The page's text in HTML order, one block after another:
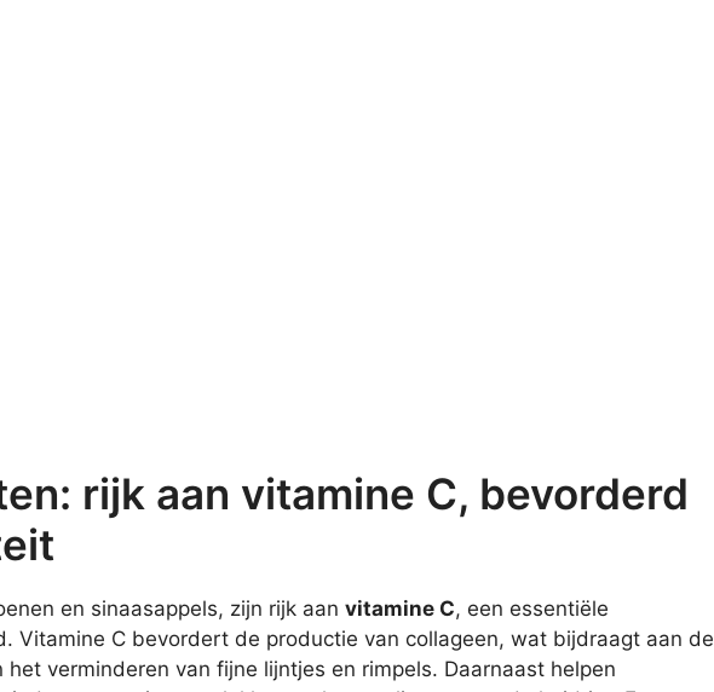
rijk aan vitamine C, bevorderd
en sinaasappels, zijn rijk aan vitamine C, een essentiële
Vitamine C bevordert de productie van collageen, wat bijdraagt aan de
verminderen van fijne lijntjes en rimpels. Daarnaast helpen